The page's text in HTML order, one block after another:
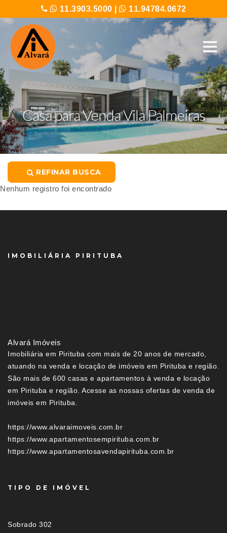
11.3903.5000 11.94784.0672
Casa para Venda Vila Palmeiras
REFINAR BUSCA
Nenhum registro foi encontrado
IMOBILIÁRIA PIRITUBA
Alvará Imóveis
Imobiliária em Pirituba com mais de 20 anos de mercado,
atuando na venda e locação de imóveis em Pirituba e região.
São mais de 600 casas e apartamentos à venda e locação
em Pirituba e região. Acesse as nossas ofertas de venda de
imóveis em Pirituba.
https://www.alvaraimoveis.com.br
https://www.apartamentosempirituba.com.br
https://www.apartamentosavendapirituba.com.br
TIPO DE IMÓVEL
Sobrado 302